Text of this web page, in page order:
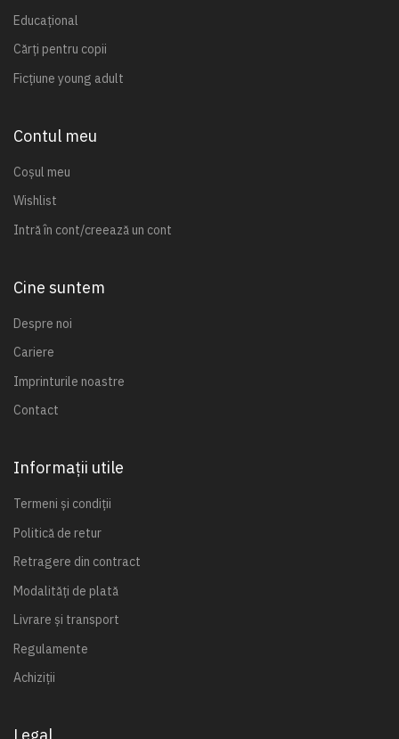
Educațional
Cărți pentru copii
Ficțiune young adult
Contul meu
Coșul meu
Wishlist
Intră în cont/creează un cont
Cine suntem
Despre noi
Cariere
Imprinturile noastre
Contact
Informații utile
Termeni și condiții
Politică de retur
Retragere din contract
Modalități de plată
Livrare și transport
Regulamente
Achiziții